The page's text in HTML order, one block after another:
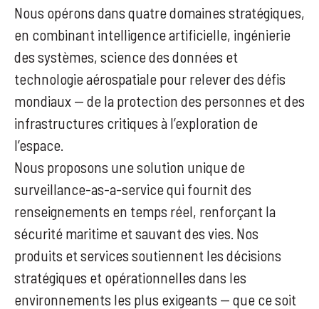
Nous opérons dans quatre domaines stratégiques,
en combinant intelligence artificielle, ingénierie
des systèmes, science des données et
technologie aérospatiale pour relever des défis
mondiaux — de la protection des personnes et des
infrastructures critiques à l’exploration de
l’espace.
Nous proposons une solution unique de
surveillance-as-a-service qui fournit des
renseignements en temps réel, renforçant la
sécurité maritime et sauvant des vies. Nos
produits et services soutiennent les décisions
stratégiques et opérationnelles dans les
environnements les plus exigeants — que ce soit